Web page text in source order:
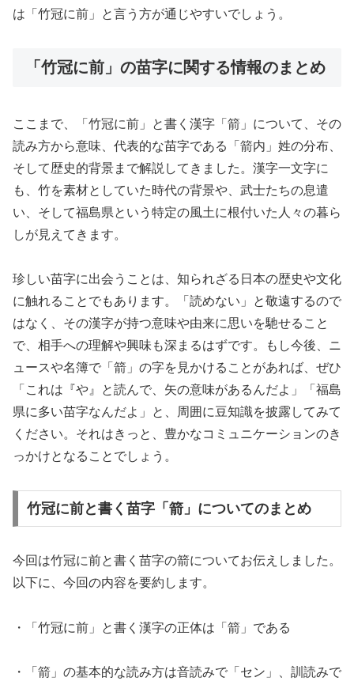
は「竹冠に前」と言う方が通じやすいでしょう。
「竹冠に前」の苗字に関する情報のまとめ
ここまで、「竹冠に前」と書く漢字「箭」について、その
読み方から意味、代表的な苗字である「箭内」姓の分布、
そして歴史的背景まで解説してきました。漢字一文字に
も、竹を素材としていた時代の背景や、武士たちの息遣
い、そして福島県という特定の風土に根付いた人々の暮ら
しが見えてきます。
珍しい苗字に出会うことは、知られざる日本の歴史や文化
に触れることでもあります。「読めない」と敬遠するので
はなく、その漢字が持つ意味や由来に思いを馳せること
で、相手への理解や興味も深まるはずです。もし今後、ニ
ュースや名簿で「箭」の字を見かけることがあれば、ぜひ
「これは『や』と読んで、矢の意味があるんだよ」「福島
県に多い苗字なんだよ」と、周囲に豆知識を披露してみて
ください。それはきっと、豊かなコミュニケーションのき
っかけとなることでしょう。
竹冠に前と書く苗字「箭」についてのまとめ
今回は竹冠に前と書く苗字の箭についてお伝えしました。
以下に、今回の内容を要約します。
・「竹冠に前」と書く漢字の正体は「箭」である
・「箭」の基本的な読み方は音読みで「セン」、訓読みで